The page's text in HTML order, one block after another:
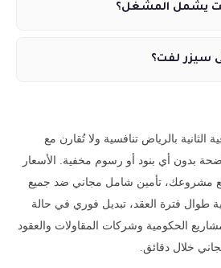
يشمل المشغل؟
سيزر لفت؟
الثانية بالرياض تنافسية ولا تُقارن مع
بدون أي بنود أو رسوم مخفية. الأسعار
مشروعك، تأمين شامل مجاني ضد جميع
طوال فترة العقد، تبديل فوري في حالة
الحكومية وشركات المقاولات والعقود
خلال دقائق.